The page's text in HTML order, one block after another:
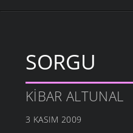
SORGU
KIBAR ALTUNAL
3 KASIM 2009